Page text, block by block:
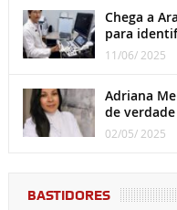
Chega a
para
11/06/ 2025
Adriana
de verdade
02/05/ 2025
BASTIDORES